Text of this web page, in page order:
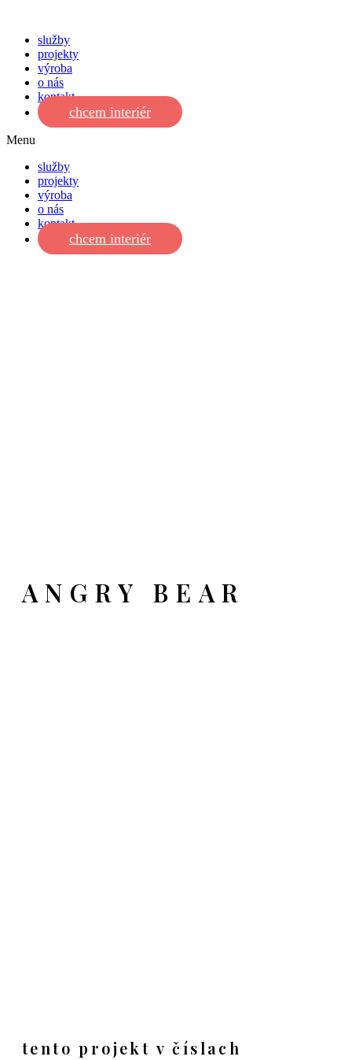
služby
projekty
výroba
o nás
kontakt
chcem interiér
Menu
služby
projekty
výroba
o nás
kontakt
chcem interiér
ANGRY BEAR
tento projekt v číslach